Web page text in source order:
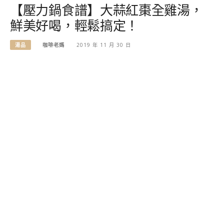
【壓力鍋食譜】大蒜紅棗全雞湯，
鮮美好喝，輕鬆搞定！
湯品 咖啡老媽 2019 年 11 月 30 日